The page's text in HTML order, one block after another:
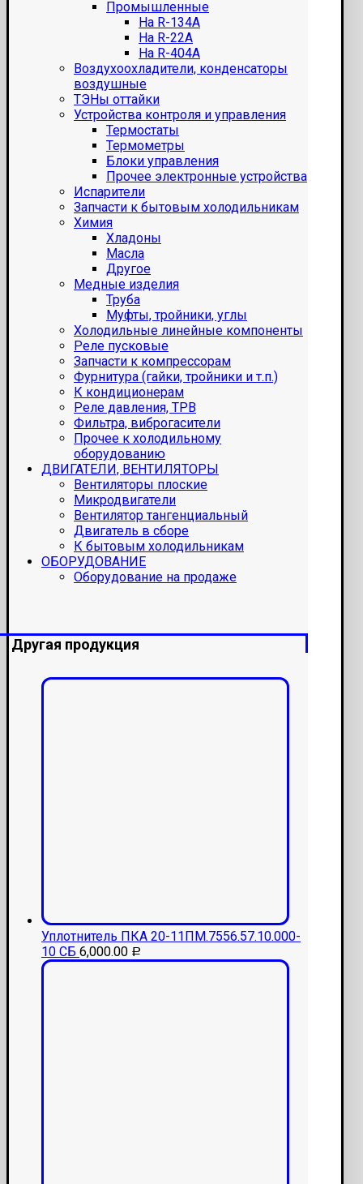
Промышленные
На R-134A
На R-22A
На R-404A
Воздухоохладители, конденсаторы
воздушные
ТЭНы оттайки
Устройства контроля и управления
Термостаты
Термометры
Блоки управления
Прочее электронные устройства
Испарители
Запчасти к бытовым холодильникам
Химия
Хладоны
Масла
Другое
Медные изделия
Труба
Муфты, тройники, углы
Холодильные линейные компоненты
Реле пусковые
Запчасти к компрессорам
Фурнитура (гайки, тройники и т.п.)
К кондиционерам
Реле давления, ТРВ
Фильтра, виброгасители
Прочее к холодильному
оборудованию
ДВИГАТЕЛИ, ВЕНТИЛЯТОРЫ
Вентиляторы плоские
Микродвигатели
Вентилятор тангенциальный
Двигатель в сборе
К бытовым холодильникам
ОБОРУДОВАНИЕ
Оборудование на продаже
Другая продукция
Уплотнитель ПКА 20-11ПМ.7556.57.10.000-
10 СБ 6,000.00 Р